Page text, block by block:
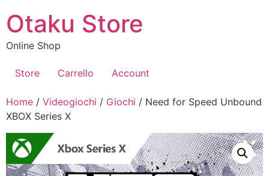
contenuto
Otaku Store
Online Shop
Store Carrello Account
Home / Videogiochi / Giochi / Need for Speed Unbound
XBOX Series X